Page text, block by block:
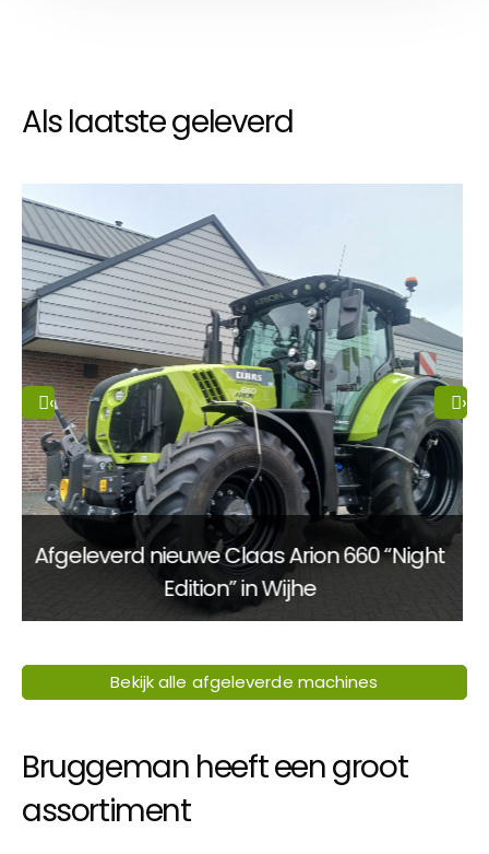
Als laatste geleverd
Afgeleverd in Loenen, Claas Axion 850
‹ ›
Bekijk alle afgeleverde machines
Bruggeman heeft een groot
assortiment